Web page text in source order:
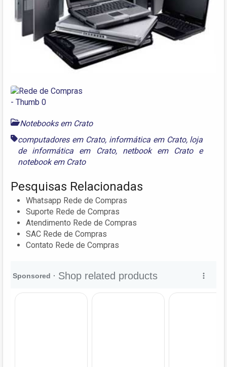
Notebooks em Crato
computadores em Crato, informática em Crato, loja
de informática em Crato, netbook em Cratoe
notebook em Crato
Pesquisas Relacionadas
Whatsapp Rede de Compras
Suporte Rede de Compras
Atendimento Rede de Compras
SAC Rede de Compras
Contato Rede de Compras